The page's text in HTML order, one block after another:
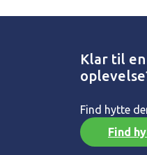
Klar til
Find hytte
Find